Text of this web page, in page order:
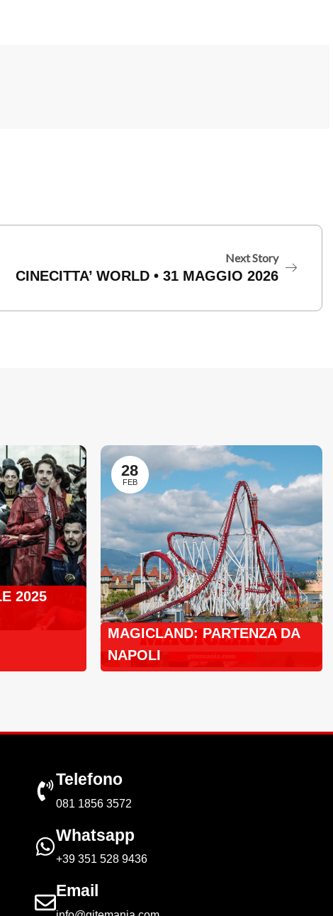
Next Story
CINECITTA’ WORLD • 31 MAGGIO 2026
2025
28
FEB
MAGICLAND: PARTENZA DA
NAPOLI
Telefono
081 1856 3572
Whatsapp
+39 351 528 9436
Email